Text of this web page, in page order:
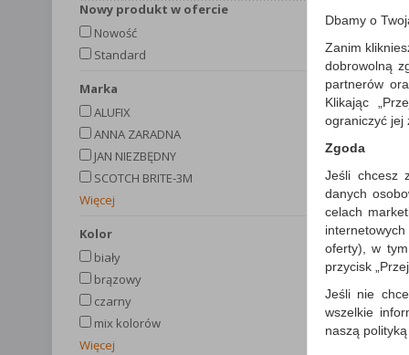
Nowy produkt w ofercie
Nowość
Standard
Marka
ALUFIX
ANNA ZARADNA
JAN NIEZBĘDNY
SCOTCH BRITE-3M
Więcej
kolor
biały
brązowy
czarny
mix kolorów
Więcej
Dbamy o
Zanim
dobrowolną
partnerów
Klikając
ograniczyć jej
Zgoda
Jeśli chcesz
danych
celach
oferty), w
przycisk
Jeśli nie
wszelkie
naszą